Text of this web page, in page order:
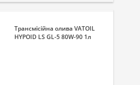
програма
Трансмісійна олива VATOIL
HYPOID LS GL-5 80W-90 1л